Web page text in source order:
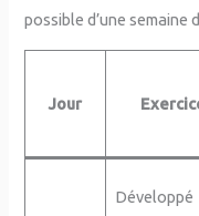
possible d’une semaine
Jour
Développé